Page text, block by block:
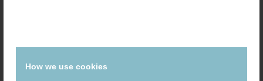
How we use cookies